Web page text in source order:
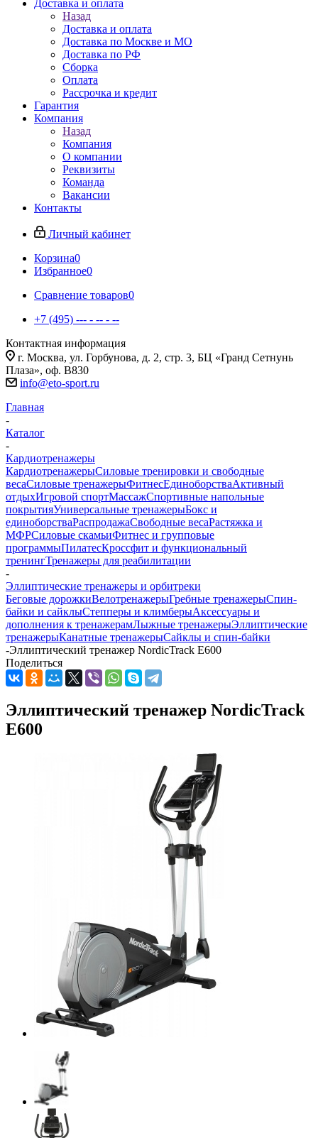
Доставка и оплата
Назад
Доставка и оплата
Доставка по Москве и МО
Доставка по РФ
Сборка
Оплата
Рассрочка и кредит
Гарантия
Компания
Назад
Компания
О компании
Реквизиты
Команда
Вакансии
Контакты
Личный кабинет
Корзина0
Избранное0
Сравнение товаров0
+7 (495) --- - -- - --
Контактная информация
г. Москва, ул. Горбунова, д. 2, стр. 3, БЦ «Гранд Сетнунь
Плаза», оф. В830
info@eto-sport.ru
Главная
-
Каталог
-
Кардиотренажеры
КардиотренажерыСиловые тренировки и свободные
весаСиловые тренажерыФитнесЕдиноборстваАктивный
отдыхИгровой спортМассажСпортивные напольные
покрытияУниверсальные тренажерыБокс и
единоборстваРаспродажаСвободные весаРастяжка и
МФРСиловые скамьиФитнес и групповые
программыПилатесКроссфит и функциональный
тренингТренажеры для реабилитации
-
Эллиптические тренажеры и орбитреки
Беговые дорожкиВелотренажерыГребные тренажерыСпин-
байки и сайклыСтепперы и климберыАксессуары и
дополнения к тренажерамЛыжные тренажерыЭллиптические
тренажерыКанатные тренажерыСайклы и спин-байки
-Эллиптический тренажер NordicTrack E600
Поделиться
Эллиптический тренажер NordicTrack
E600